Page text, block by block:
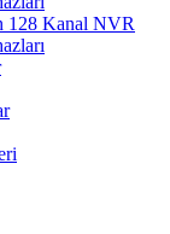
128 Kanal NVR